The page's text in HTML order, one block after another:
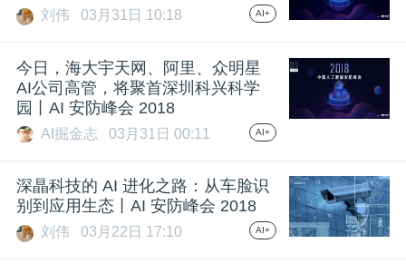
刘伟 03月31日 10:18 AI+
今日，海大宇天网、阿里、众明星
AI公司高管，将聚首深圳科兴科学
园丨AI 安防峰会 2018
AI掘金志 03月31日 00:11 AI+
深瞐科技的 AI 进化之路：从车脸识
别到应用生态丨AI 安防峰会 2018
刘伟 03月22日 17:10 AI+